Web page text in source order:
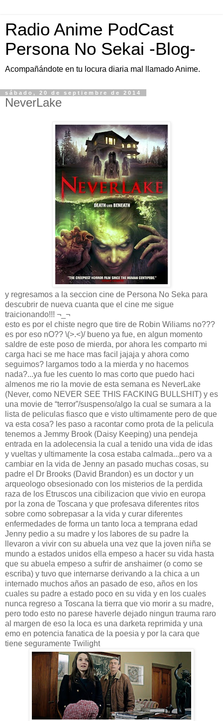
Radio Anime PodCast
Persona No Sekai -Blog-
Acompañándote en tu locura diaria mal llamado Anime.
sábado, 20 de septiembre de 2014
NeverLake
y regresamos a la seccion cine de Persona No Seka para
descubrir de nueva cuanta que el cine me sigue
traicionando!!! ¬_¬
esto es por el chiste negro que tire de Robin Wiliams no???
es por eso nO?? \(>.<)/ bueno ya fue, en algun momento
saldre de este poso de mierda, por ahora les comparto mi
carga haci se me hace mas facil jajaja y ahora como
seguimos? largamos todo a la mierda y no hacemos
nada?...ya fue les cuento lo mas corto que puedo haci
almenos me rio la movie de esta semana es NeverLake
(Never, como NEVER SEE THIS FACKING BULLSHIT) y es
una movie de “terror”/suspenso/algo la cual se sumara a la
lista de peliculas fiasco que e visto ultimamente pero de que
va esta cosa? les paso a racontar como prota de la pelicula
tenemos a Jemmy Brook (Daisy Keeping) una pendeja
entrada en la adolecensia la cual a tenido una vida de idas
y vueltas y ultimamente la cosa estaba calmada...pero va a
cambiar en la vida de Jenny an pasado muchas cosas, su
padre el Dr Brooks (David Brandon) es un doctor y un
arqueologo obsesionado con los misterios de la perdida
raza de los Etruscos una cibilizacion que vivio en europa
por la zona de Toscana y que profesava diferentes ritos
sobre como sobrepasar a la vida y curar diferentes
enfermedades de forma un tanto loca a temprana edad
Jenny pedio a su madre y los labores de su padre la
llevaron a vivir con su abuela una vez que la joven niña se
mundo a estados unidos ella empeso a hacer su vida hasta
que su abuela empeso a sufrir de anshaimer (o como se
escriba) y tuvo que internarse derivando a la chica a un
internado muchos años an pasado de eso, años en los
cuales su padre a estado poco en su vida y en los cuales
nunca regreso a Toscana la tierra que vio morir a su madre,
pero todo esto no parese haverle dejado ningun trauma raro
al margen de eso la loca es una darketa reprimida y una
emo en potencia fanatica de la poesia y por la cara que
tiene seguramente Twilight